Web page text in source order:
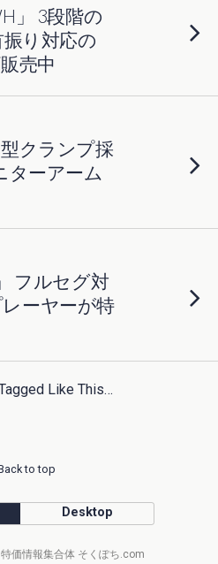
」 3段階の
り対応の
売中
型クランプ採
ターアーム
フルセグ対
ーヤーが特
Like This…
to top
Desktop
価情報集合体 そくぽち.com